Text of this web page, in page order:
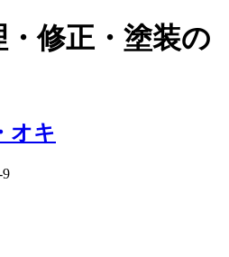
修正・塗装の
オキ
9